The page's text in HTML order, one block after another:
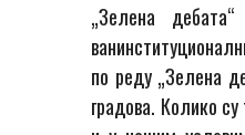
„Зелена
по реду „Зелена
градова. Колико